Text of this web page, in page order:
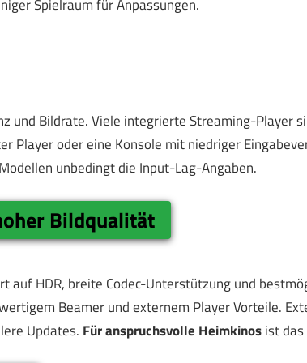
Spielraum für Anpassungen.
und Bildrate. Viele integrierte Streaming-Player
Player oder eine Konsole mit niedriger
unbedingt die Input-Lag-Angaben.
Bildqualität
auf HDR, breite Codec-Unterstützung und
Beamer und externem Player Vorteile.
Updates. Für anspruchsvolle Heimkinosist das